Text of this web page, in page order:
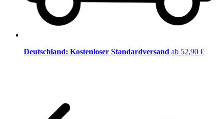
Deutschland: Kostenloser Standardversand ab 52,90 €